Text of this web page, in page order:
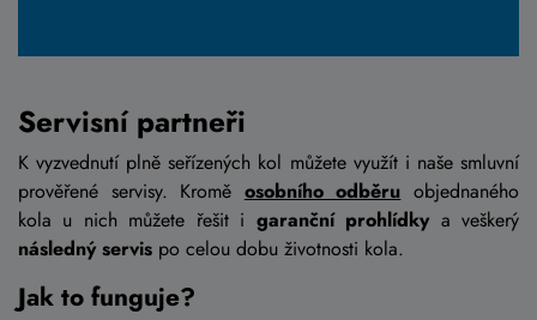
Servisní partneři
K vyzvednutí plně seřízených kol můžete využít i naše smluvní
prověřené servisy. Kromě osobního odběru objednaného
kola u nich můžete řešit i garanční prohlídky a veškerý
následný servis po celou dobu životnosti kola.
Jak to funguje?